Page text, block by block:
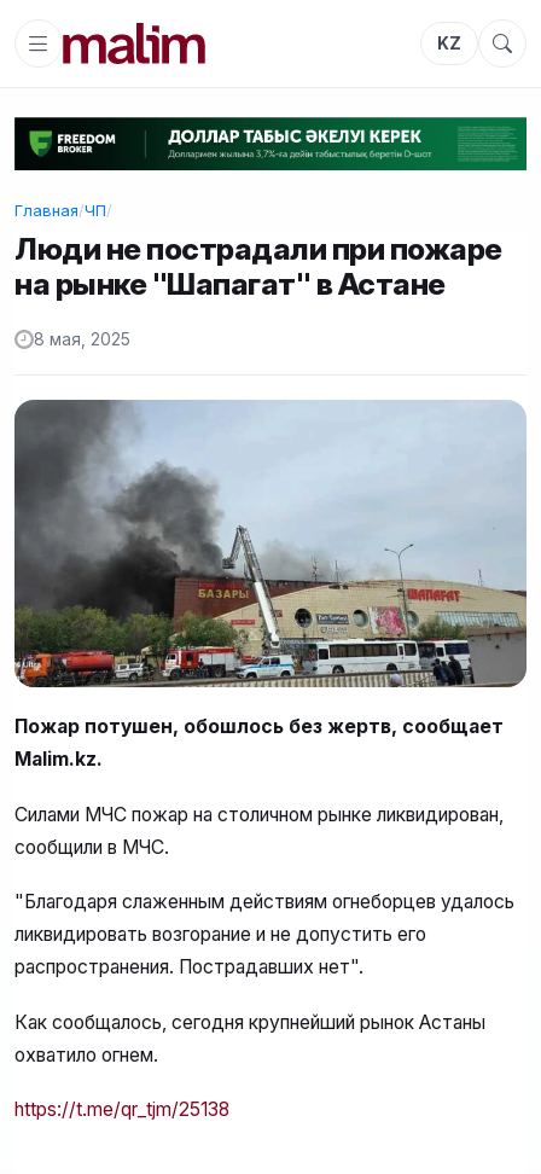
KZ
Главная/ЧП/
Люди не пострадали при пожаре
на рынке "Шапагат" в Астане
8 мая, 2025
Пожар потушен, обошлось без жертв, сообщает
Malim.kz.
Силами МЧС пожар на столичном рынке ликвидирован,
сообщили в МЧС.
"Благодаря слаженным действиям огнеборцев удалось
ликвидировать возгорание и не допустить его
распространения. Пострадавших нет".
Как сообщалось, сегодня крупнейший рынок Астаны
охватило огнем.
https://t.me/qr_tjm/25138